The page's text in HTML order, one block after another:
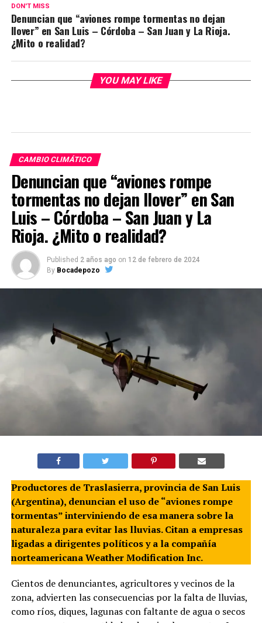
DON'T MISS
Denuncian que “aviones rompe tormentas no dejan
llover” en San Luis – Córdoba – San Juan y La Rioja.
¿Mito o realidad?
YOU MAY LIKE
CAMBIO CLIMÁTICO
Denuncian que “aviones rompe
tormentas no dejan llover” en San
Luis – Córdoba – San Juan y La
Rioja. ¿Mito o realidad?
Published 2 años ago on 12 de febrero de 2024
By Bocadepozo
Productores de Traslasierra, provincia de San Luis
(Argentina), denuncian el uso de “aviones rompe
tormentas” interviniendo de esa manera sobre la
naturaleza para evitar las lluvias. Citan a empresas
ligadas a dirigentes políticos y a la compañía
norteamericana Weather Modification Inc.
Cientos de denunciantes, agricultores y vecinos de la
zona, advierten las consecuencias por la falta de lluvias,
como ríos, diques, lagunas con faltante de agua o secos